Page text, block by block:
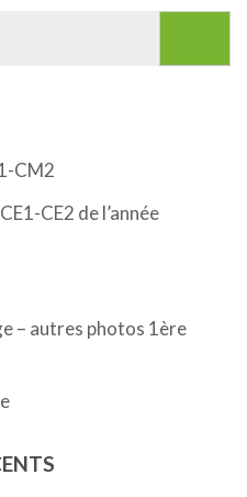
CM2
CE2 de l’année
– autres photos 1ère